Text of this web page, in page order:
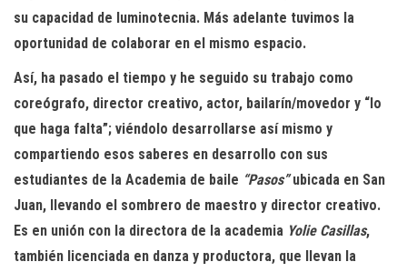
su capacidad de luminotecnia. Más adelante tuvimos la
oportunidad de colaborar en el mismo espacio.
Así, ha pasado el tiempo y he seguido su trabajo como
coreógrafo, director creativo, actor, bailarín/movedor y “lo
que haga falta”; viéndolo desarrollarse así mismo y
compartiendo esos saberes en desarrollo con sus
estudiantes de la Academia de baile “Pasos”ubicada en San
Juan, llevando el sombrero de maestro y director creativo.
Es en unión con la directora de la academia Yolie Casillas,
también licenciada en danza y productora, que llevan la